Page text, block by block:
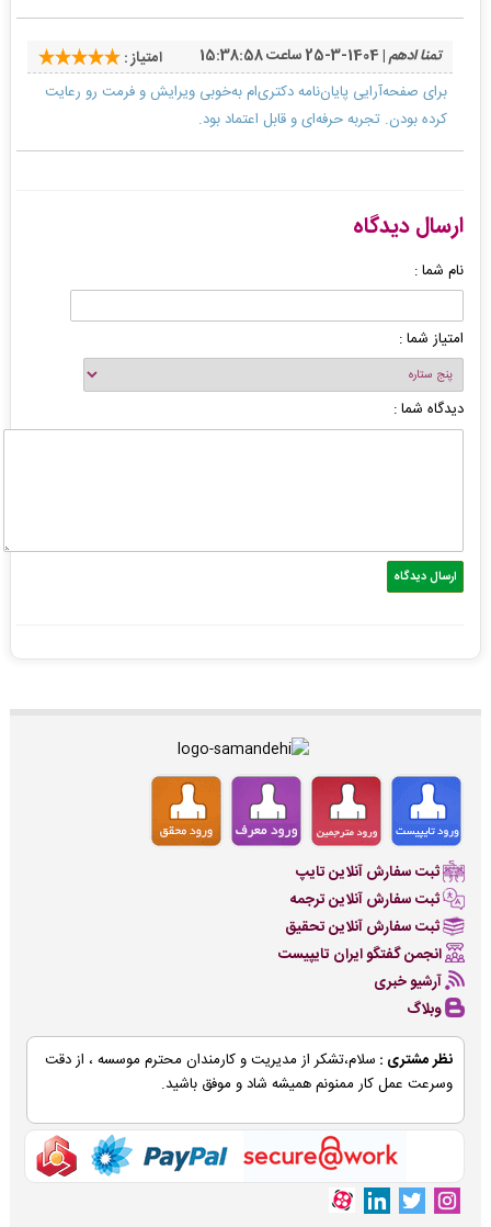
تمنا ادهم| 1404-3-25 ساعت 15:38:58
امتیاز :
برای صفحه‌آرایی پایان‌نامه دکتری‌ام به‌خوبی ویرایش و فرمت رو رعایت
کرده بودن. تجربه حرفه‌ای و قابل اعتماد بود.
ارسال دیدگاه
نام شما :
امتیاز شما :
دیدگاه شما :
ثبت سفارش آنلاین تایپ
ثبت سفارش آنلاین ترجمه
ثبت سفارش آنلاین تحقیق
انجمن گفتگو ایران تایپیست
آرشیو خبری
وبلاگ
نظر مشتری : سلام،تشکر از مدیریت و کارمندان محترم موسسه ، از دقت
وسرعت عمل کار ممنونم همیشه شاد و موفق باشید.